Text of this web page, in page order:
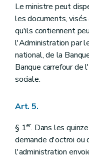
Le ministre peut
les documents,
qu'ils contiennent
l'Administration par
national, de la
Banque carrefour de
sociale.
Art. 5.
§ 1er. Dans les
demande d'octroi ou
l'administration